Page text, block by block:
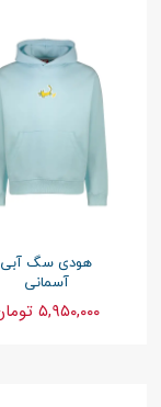
هودی سگ آبی
آسمانی
۵,۹۵۰,۰۰۰ تومان